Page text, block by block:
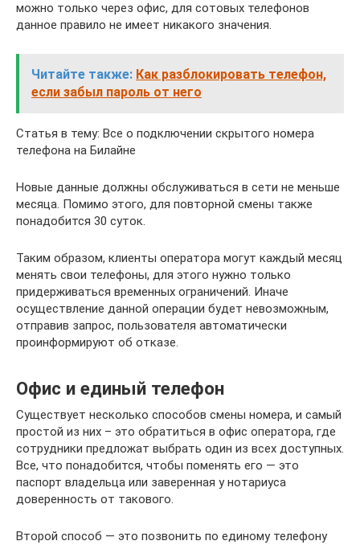
можно только через офис, для сотовых телефонов
данное правило не имеет никакого значения.
Читайте также: Как разблокировать телефон,
если забыл пароль от него
Статья в тему: Все о подключении скрытого номера
телефона на Билайне
Новые данные должны обслуживаться в сети не меньше
месяца. Помимо этого, для повторной смены также
понадобится 30 суток.
Таким образом, клиенты оператора могут каждый месяц
менять свои телефоны, для этого нужно только
придерживаться временных ограничений. Иначе
осуществление данной операции будет невозможным,
отправив запрос, пользователя автоматически
проинформируют об отказе.
Офис и единый телефон
Существует несколько способов смены номера, и самый
простой из них – это обратиться в офис оператора, где
сотрудники предложат выбрать один из всех доступных.
Все, что понадобится, чтобы поменять его — это
паспорт владельца или заверенная у нотариуса
доверенность от такового.
Второй способ — это позвонить по единому телефону